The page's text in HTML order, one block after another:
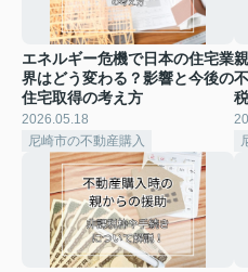
エネルギー危機で日本の住宅業
界はどう変わる？影響と今後の
住宅取得の考え方
2026.05.18
尼崎市の不動産購入